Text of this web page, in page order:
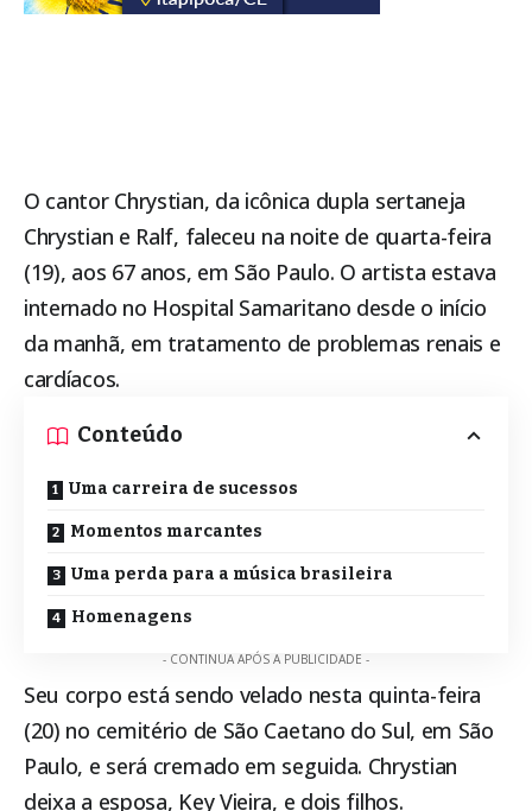
O cantor Chrystian, da icônica dupla sertaneja
Chrystian e Ralf, faleceu na noite de quarta-feira
(19), aos 67 anos, em São Paulo. O artista estava
internado no Hospital Samaritano desde o início
da manhã, em tratamento de problemas renais e
cardíacos.
Conteúdo
Uma carreira de sucessos
Momentos marcantes
Uma perda para a música brasileira
Homenagens
- CONTINUA APÓS A PUBLICIDADE -
Seu corpo está sendo velado nesta quinta-feira
(20) no cemitério de São Caetano do Sul, em São
Paulo, e será cremado em seguida. Chrystian
deixa a esposa, Key Vieira, e dois filhos.